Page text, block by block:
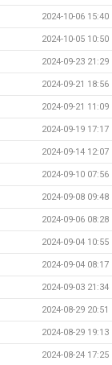
2024-10-06 15:40
2024-10-05 10:50
2024-09-23 21:29
2024-09-21 18:56
2024-09-21 11:09
2024-09-19 17:17
2024-09-14 12:07
2024-09-10 07:56
2024-09-08 09:48
2024-09-06 08:28
2024-09-04 10:55
2024-09-04 08:17
2024-09-03 21:34
2024-08-29 20:51
2024-08-29 19:13
2024-08-24 17:25